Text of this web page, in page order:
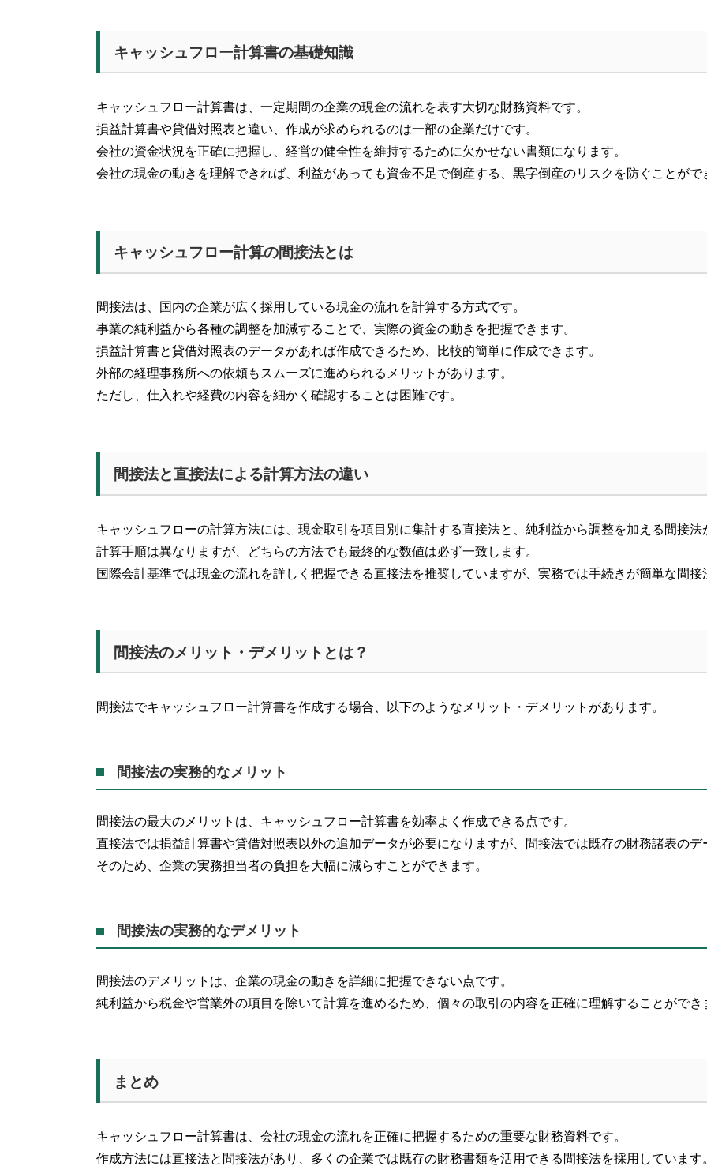
キャッシュフロー計算書の基礎知識
キャッシュフロー計算書は、一定期間の企業の現金の流れを表す大切な財務資料です。
損益計算書や貸借対照表と違い、作成が求められるのは一部の企業だけです。
会社の資金状況を正確に把握し、経営の健全性を維持するために欠かせない書類になります。
会社の現金の動きを理解できれば、利益があっても資金不足で倒産する、黒字倒産のリスクを防ぐことがで
キャッシュフロー計算の間接法とは
間接法は、国内の企業が広く採用している現金の流れを計算する方式です。
事業の純利益から各種の調整を加減することで、実際の資金の動きを把握できます。
損益計算書と貸借対照表のデータがあれば作成できるため、比較的簡単に作成できます。
外部の経理事務所への依頼もスムーズに進められるメリットがあります。
ただし、仕入れや経費の内容を細かく確認することは困難です。
間接法と直接法による計算方法の違い
キャッシュフローの計算方法には、現金取引を項目別に集計する直接法と、純利益から調整を加える間接法
計算手順は異なりますが、どちらの方法でも最終的な数値は必ず一致します。
国際会計基準では現金の流れを詳しく把握できる直接法を推奨していますが、実務では手続きが簡単な間
間接法のメリット・デメリットとは？
間接法でキャッシュフロー計算書を作成する場合、以下のようなメリット・デメリットがあります。
間接法の実務的なメリット
間接法の最大のメリットは、キャッシュフロー計算書を効率よく作成できる点です。
直接法では損益計算書や貸借対照表以外の追加データが必要になりますが、間接法では既存の財務諸表の
そのため、企業の実務担当者の負担を大幅に減らすことができます。
間接法の実務的なデメリット
間接法のデメリットは、企業の現金の動きを詳細に把握できない点です。
純利益から税金や営業外の項目を除いて計算を進めるため、個々の取引の内容を正確に理解することができ
まとめ
キャッシュフロー計算書は、会社の現金の流れを正確に把握するための重要な財務資料です。
作成方法には直接法と間接法があり、多くの企業では既存の財務書類を活用できる間接法を採用しています